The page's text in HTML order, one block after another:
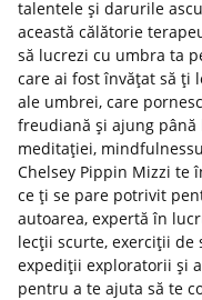
talentele și darurile
această călătorie
să lucrezi cu umbra ta
care ai fost învățat să ți
ale umbrei, care
freudiană și ajung
meditației,
Chelsey Pippin Mizzi te
ce ți se pare potrivit
autoarea, expertă în
lecții scurte, exerciții de
expediții exploratorii și
pentru a te ajuta să te